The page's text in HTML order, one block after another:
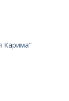
Карима"